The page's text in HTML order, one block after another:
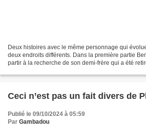
Deux histoires avec le même personnage qui
deux endroits différents. Dans la première partie
partir à la recherche de son demi-frère qui a été
Ceci n’est pas un fait divers de
Publié le 09/10/2024 à 05:59
Par Gambadou